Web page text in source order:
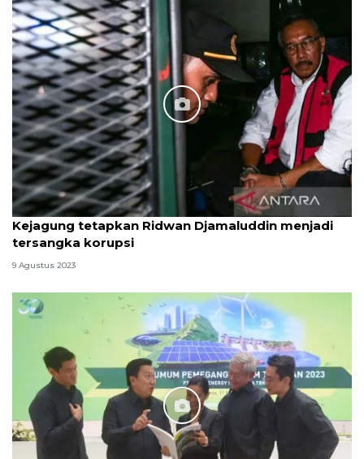
Kejagung tetapkan Ridwan Djamaluddin menjadi
tersangka korupsi
9 Agustus 2023